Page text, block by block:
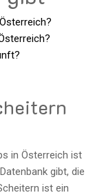
in Österreich ist
gibt, die
ist ein